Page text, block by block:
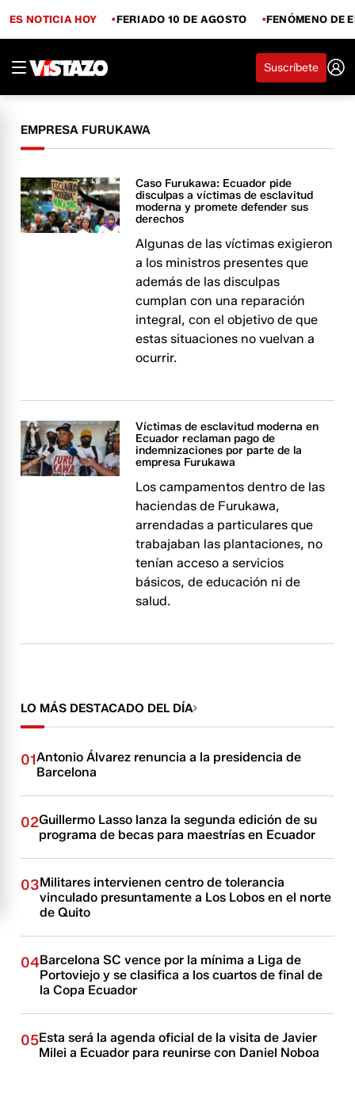
ES NOTICIA HOY FERIADO 10 DE AGOSTO FENÓMENO DE
Suscríbete
EMPRESA FURUKAWA
Caso Furukawa: Ecuador pide
disculpas a víctimas de esclavitud
moderna y promete defender sus
derechos
Algunas de las víctimas exigieron
a los ministros presentes que
además de las disculpas
cumplan con una reparación
integral, con el objetivo de que
estas situaciones no vuelvan a
ocurrir.
Víctimas de esclavitud moderna en
Ecuador reclaman pago de
indemnizaciones por parte de la
empresa Furukawa
Los campamentos dentro de las
haciendas de Furukawa,
arrendadas a particulares que
trabajaban las plantaciones, no
tenían acceso a servicios
básicos, de educación ni de
salud.
LO MÁS DESTACADO DEL DÍA
01Antonio Álvarez renuncia a la presidencia de
Barcelona
02Guillermo Lasso lanza la segunda edición de su
programa de becas para maestrías en Ecuador
03Militares intervienen centro de tolerancia
vinculado presuntamente a Los Lobos en el norte
de Quito
04Barcelona SC vence por la mínima a Liga de
Portoviejo y se clasifica a los cuartos de final de
la Copa Ecuador
05Esta será la agenda oficial de la visita de Javier
Milei a Ecuador para reunirse con Daniel Noboa